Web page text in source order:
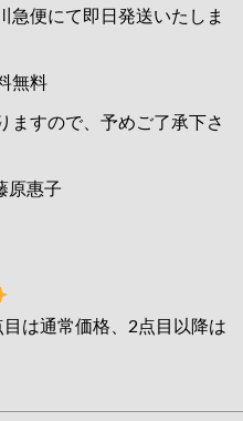
急便にて即日発送いたしま
無料
ますので、予めご了承下さ
原惠子
は通常価格、2点目以降は